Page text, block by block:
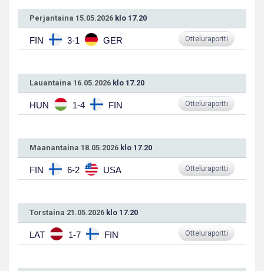
Perjantaina 15.05.2026 klo 17.20
FIN 3-1 GER Otteluraportti
Lauantaina 16.05.2026 klo 17.20
HUN 1-4 FIN Otteluraportti
Maanantaina 18.05.2026 klo 17.20
FIN 6-2 USA Otteluraportti
Torstaina 21.05.2026 klo 17.20
LAT 1-7 FIN Otteluraportti